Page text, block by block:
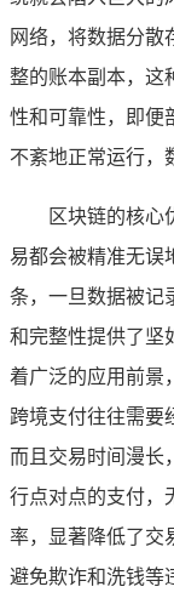
网络，将数据分散
整的账本副本，这
性和可靠性，即便
不紊地正常运行，
区块链的核心
易都会被精准无误
条，一旦数据被记
和完整性提供了坚
着广泛的应用前景
跨境支付往往需要
而且交易时间漫长
行点对点的支付，
率，显著降低了交
避免欺诈和洗钱等